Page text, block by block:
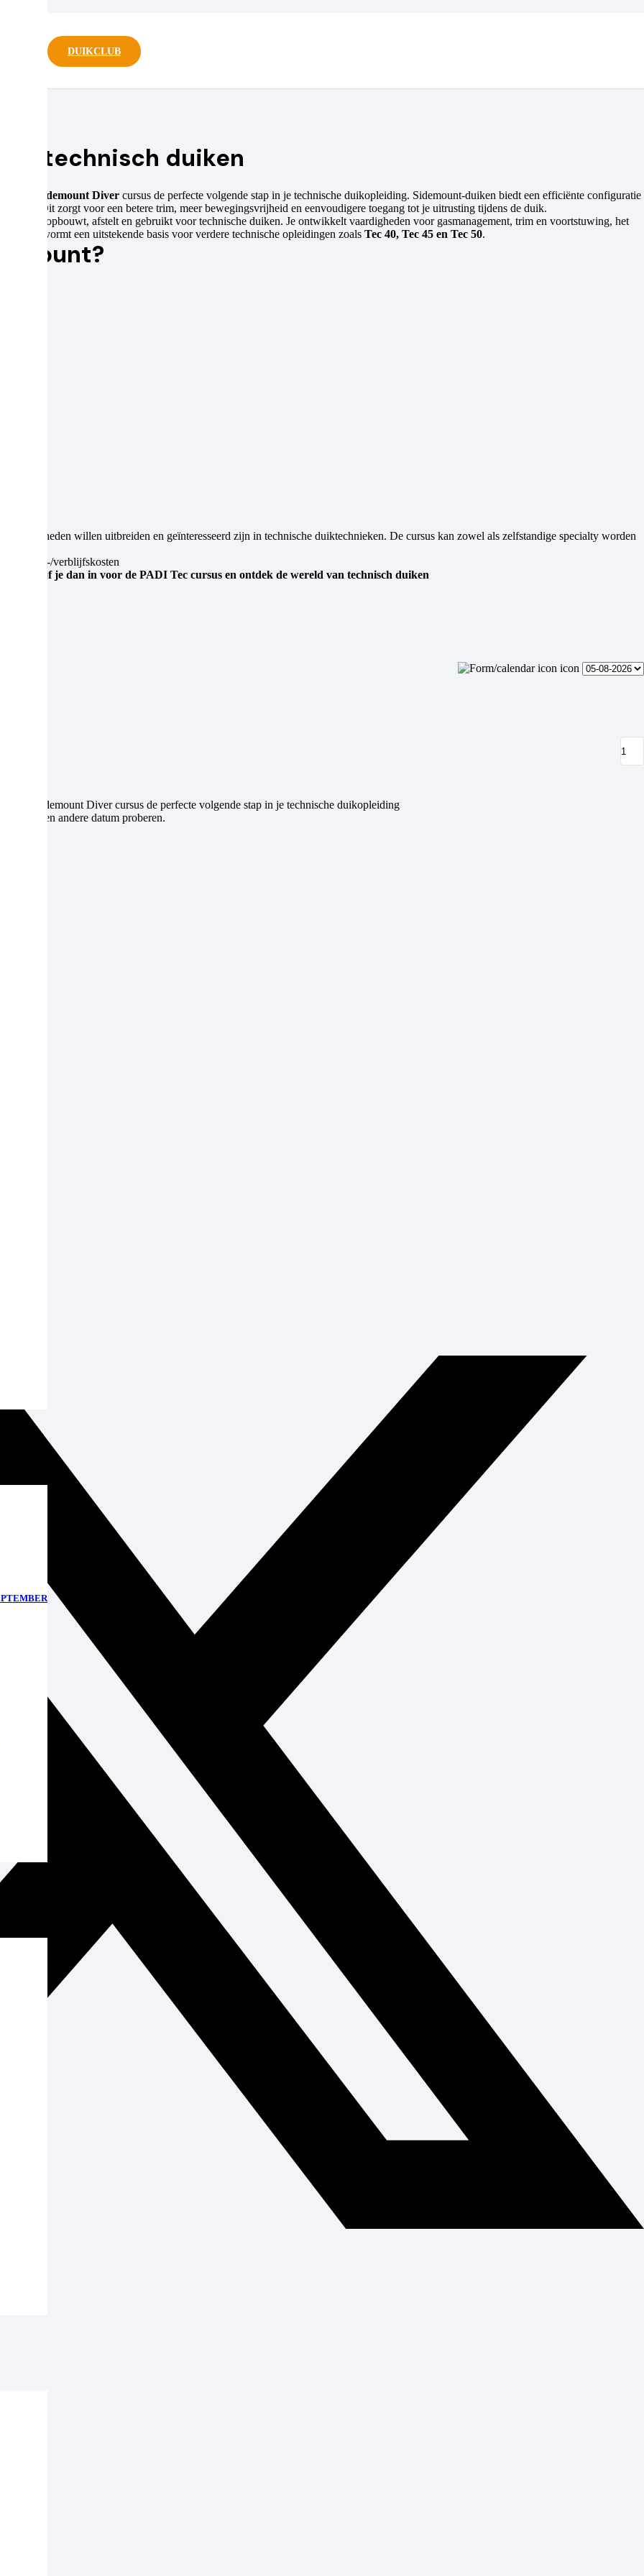
DUIKCLUB
technisch duiken
Tec Sidemount Diver cursus de perfecte volgende stap in je technische duikopleiding. Sidemount-duiken biedt een efficiënte configuratie
rug. Dit zorgt voor een betere trim, meer bewegingsvrijheid en eenvoudigere toegang tot je uitrusting tijdens de duik.
opbouwt, afstelt en gebruikt voor technische duiken. Je ontwikkelt vaardigheden voor gasmanagement, trim en voortstuwing, het
cursus vormt een uitstekende basis voor verdere technische opleidingen zoals Tec 40, Tec 45 en Tec 50.
willen uitbreiden en geïnteresseerd zijn in technische duiktechnieken. De cursus kan zowel als zelfstandige specialty worden
reis-/verblijfskosten
Schrijf je dan in voor de PADI Tec cursus en ontdek de wereld van technisch duiken
Tec Sidemount Diver cursus de perfecte volgende stap in je technische duikopleiding
of een andere datum proberen.